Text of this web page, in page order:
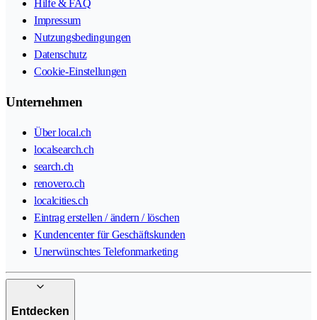
Hilfe & FAQ
Impressum
Nutzungsbedingungen
Datenschutz
Cookie-Einstellungen
Unternehmen
Über local.ch
localsearch.ch
search.ch
renovero.ch
localcities.ch
Eintrag erstellen / ändern / löschen
Kundencenter für Geschäftskunden
Unerwünschtes Telefonmarketing
Entdecken